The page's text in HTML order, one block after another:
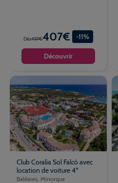
Dès457€407€ -11%
Découvrir
Club Coralia Sol Falcó avec
location de voiture 4*
Baléares, Minorque